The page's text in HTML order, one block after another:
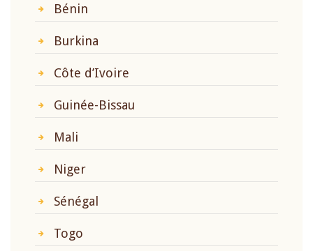
Bénin
Burkina
Côte d’Ivoire
Guinée-Bissau
Mali
Niger
Sénégal
Togo